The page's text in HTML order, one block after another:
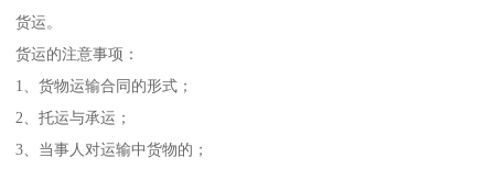
货运。
货运的注意事项：
1、货物运输合同的形式；
2、托运与承运；
3、当事人对运输中货物的；